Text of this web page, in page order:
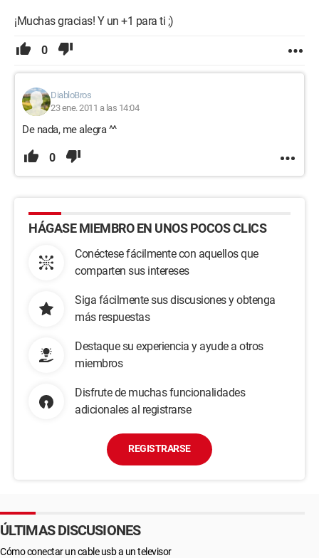
¡Muchas gracias! Y un +1 para ti ;)
0
DiabloBros
23 ene. 2011 a las 14:04
De nada, me alegra ^^
0
HÁGASE MIEMBRO EN UNOS POCOS CLICS
Conéctese fácilmente con aquellos que
comparten sus intereses
Siga fácilmente sus discusiones y obtenga
más respuestas
Destaque su experiencia y ayude a otros
miembros
Disfrute de muchas funcionalidades
adicionales al registrarse
REGISTRARSE
ÚLTIMAS DISCUSIONES
Cómo conectar un cable usb a un televisor